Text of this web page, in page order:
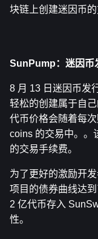
块链上创建迷因币
SunPump：迷因币
8 月 13 日迷因币发
轻松的创建属于自
代币价格会随着每
coins 的交易中。。
的交易手续费。
为了更好的激励开
项目的债券曲线达
2 亿代币存入
性。